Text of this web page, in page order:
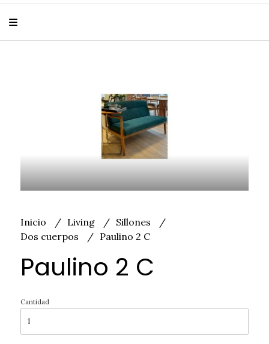
Inicio Living
Sillones
Dos cuerpos
Paulino 2 C
Paulino 2 C
Cantidad